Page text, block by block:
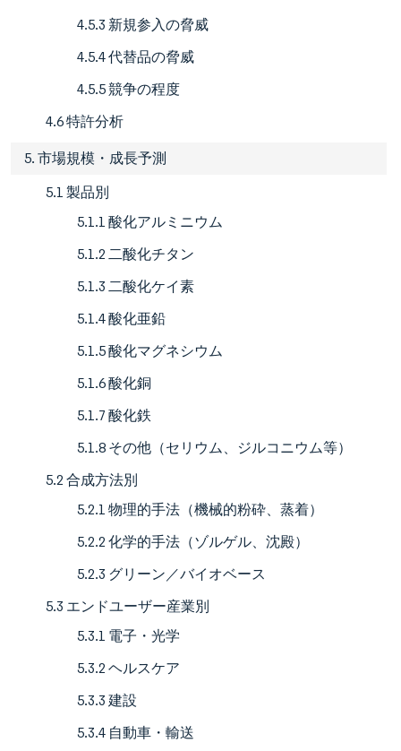
4.5.3 新規参入の脅威
4.5.4 代替品の脅威
4.5.5 競争の程度
4.6 特許分析
5. 市場規模・成長予測
5.1 製品別
5.1.1 酸化アルミニウム
5.1.2 二酸化チタン
5.1.3 二酸化ケイ素
5.1.4 酸化亜鉛
5.1.5 酸化マグネシウム
5.1.6 酸化銅
5.1.7 酸化鉄
5.1.8 その他（セリウム、ジルコニウム等）
5.2 合成方法別
5.2.1 物理的手法（機械的粉砕、蒸着）
5.2.2 化学的手法（ゾルゲル、沈殿）
5.2.3 グリーン／バイオベース
5.3 エンドユーザー産業別
5.3.1 電子・光学
5.3.2 ヘルスケア
5.3.3 建設
5.3.4 自動車・輸送